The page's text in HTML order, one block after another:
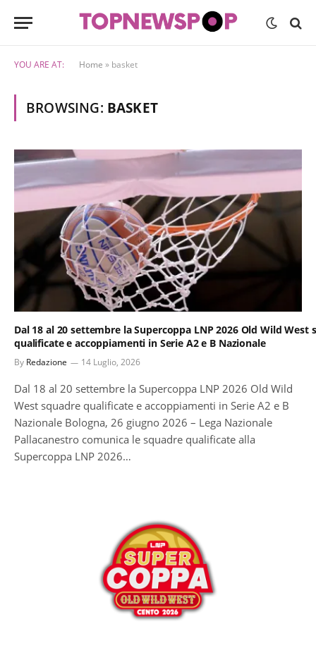
YOU ARE AT: Home » basket
BROWSING: BASKET
Dal 18 al 20 settembre la Supercoppa LNP 2026 Old Wild West
qualificate e accoppiamenti in Serie A2 e B Nazionale
By Redazione 14 Luglio, 2026
Dal 18 al 20 settembre la Supercoppa LNP 2026 Old Wild
West squadre qualificate e accoppiamenti in Serie A2 e B
Nazionale Bologna, 26 giugno 2026 – Lega Nazionale
Pallacanestro comunica le squadre qualificate alla
Supercoppa LNP 2026…